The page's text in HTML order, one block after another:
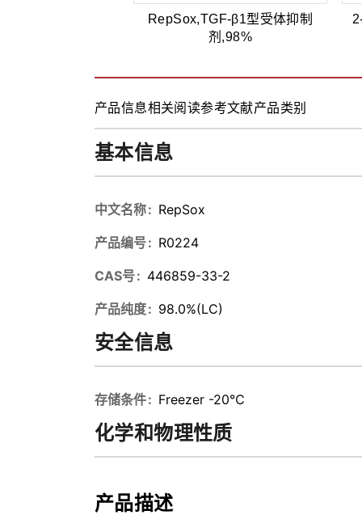
RepSox,TGF-β1型受体抑制
剂,98%
产品信息相关阅读参考文献产品类别
基本信息
中文名称 RepSox
产品编号 R0224
CAS号 446859-33-2
产品纯度 98.0%(LC)
安全信息
存储条件 Freezer -20℃
化学和物理性质
产品描述